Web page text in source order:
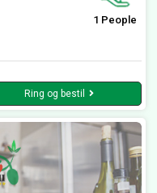
1 People
Ring og bestil